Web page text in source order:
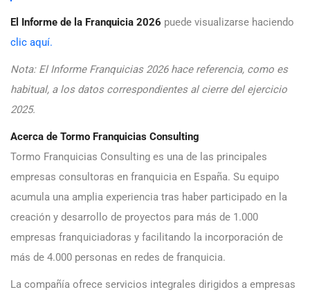
El Informe de la Franquicia 2026 puede visualizarse haciendo
clic aquí.
Nota: El Informe Franquicias 2026 hace referencia, como es
habitual, a los datos correspondientes al cierre del ejercicio
2025.
Acerca de Tormo Franquicias Consulting
Tormo Franquicias Consulting es una de las principales
empresas consultoras en franquicia en España. Su equipo
acumula una amplia experiencia tras haber participado en la
creación y desarrollo de proyectos para más de 1.000
empresas franquiciadoras y facilitando la incorporación de
más de 4.000 personas en redes de franquicia.
La compañía ofrece servicios integrales dirigidos a empresas